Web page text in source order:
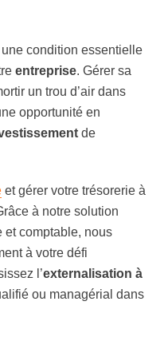
condition essentielle
entreprise. Gérer sa
un trou d’air dans
opportunité en
de
et gérer votre trésorerie à
à notre solution
et comptable, nous
à votre défi
l’externalisation à
ou managérial dans